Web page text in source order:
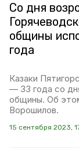
Со дня
общины
года
Казаки
— 33 года со
общины. Об
Ворошилов.
15 сентября 2023,